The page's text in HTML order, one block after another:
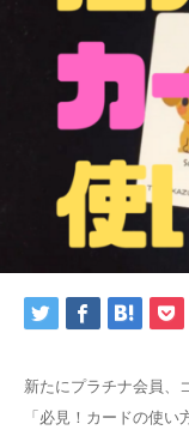
新たにプラチナ会員、
「必見！カードの使い